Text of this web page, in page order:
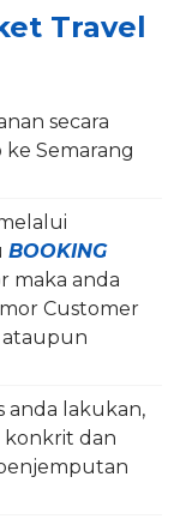
Travel
secara
Semarang
BOOKING
maka anda
Customer
ataupun
anda lakukan,
konkrit dan